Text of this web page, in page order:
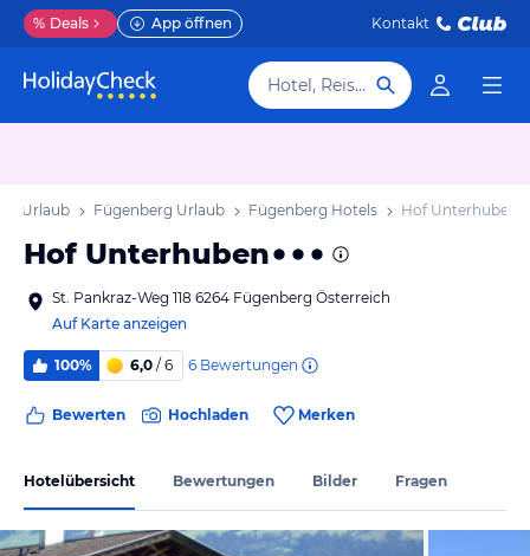
% Deals App öffnen Kontakt
Hotel, Reiseziel
Urlaub Fügenberg Urlaub Fügenberg Hotels Hof Unterhuben
Hof Unterhuben
St. Pankraz-Weg 118 6264 Fügenberg Österreich
Auf Karte anzeigen
100% 6,0 / 6 6 Bewertungen
Bewerten Hochladen Merken
Hotelübersicht Bewertungen Bilder Fragen